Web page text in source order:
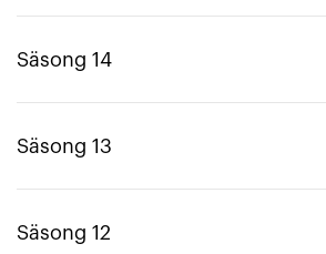
Säsong 14
Säsong 13
Säsong 12